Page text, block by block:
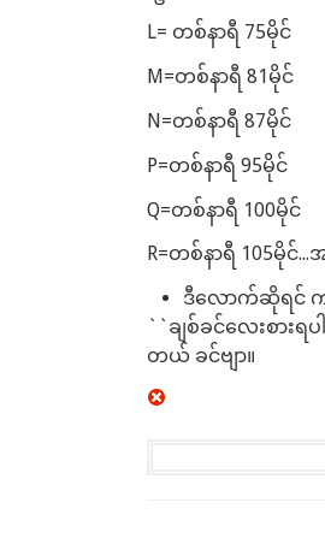
L= တစ်နာရီ 75မိုင်
M=တစ်နာရီ 81မိုင်
N=တစ်နာရီ 87မိုင်
P=တစ်နာရီ 95မိုင်
Q=တစ်နာရီ 100မိုင်
R=တစ်နာရီ 105မိုင်
ဒီလောက်ဆိုရင်
``ချစ်ခင်လေးစားရ
တယ် ခင်ဗျာ။